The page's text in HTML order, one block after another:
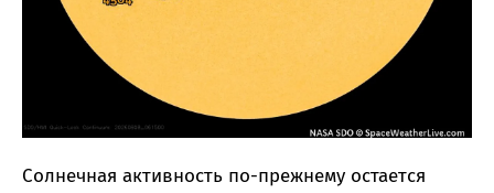
Солнечная активность по-прежнему остается